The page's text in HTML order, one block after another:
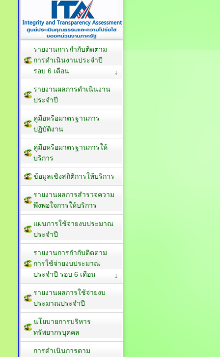
รายงานการกำกับติดตาม
การดำเนินงานประจำปี
รอบ 6 เดือน
รายงานผลการดำเนินงาน
ประจำปี
คู่มือหรือมาตรฐานการ
ปฏิบัติงาน
คู่มือหรือมาตรฐานการให้
บริการ
ข้อมูลเชิงสถิติการให้บริการ
รายงานผลการสำรวจความ
พึงพอใจการให้บริการ
แผนการใช้จ่ายงบประมาณ
ประจำปี
รายงานการกำกับติดตาม
การใช้จ่ายงบประมาณ
ประจำปี รอบ 6 เดือน
รายงานผลการใช้จ่ายงบ
ประมาณประจำปี
นโยบายการบริหาร
ทรัพยากรบุคคล
การดำเนินการตาม